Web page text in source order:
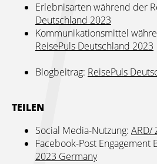
Erlebnisarten während der
Deutschland 2023
Kommunikationsmittel
ReisePuls Deutschland 2023
Blogbeitrag: ReisePuls
TEILEN
Social Media-Nutzung: ARD/
Facebook-Post Engagement
2023 Germany